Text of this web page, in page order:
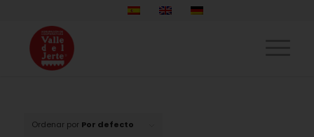
Ordenar por Por defecto